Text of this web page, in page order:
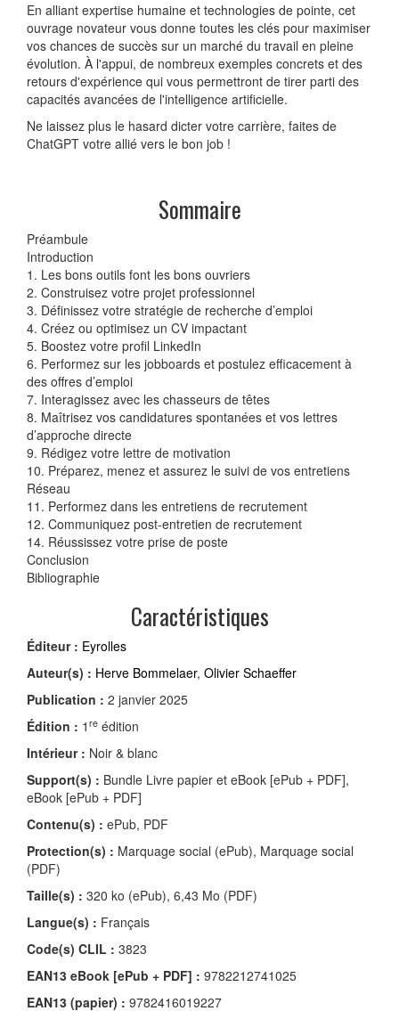
En alliant expertise humaine et technologies de pointe, cet
ouvrage novateur vous donne toutes les clés pour maximiser
vos chances de succès sur un marché du travail en pleine
évolution. À l'appui, de nombreux exemples concrets et des
retours d'expérience qui vous permettront de tirer parti des
capacités avancées de l'intelligence artificielle.
Ne laissez plus le hasard dicter votre carrière, faites de
ChatGPT votre allié vers le bon job !
Sommaire
Préambule
Introduction
1. Les bons outils font les bons ouvriers
2. Construisez votre projet professionnel
3. Définissez votre stratégie de recherche d’emploi
4. Créez ou optimisez un CV impactant
5. Boostez votre profil LinkedIn
6. Performez sur les jobboards et postulez efficacement à
des offres d’emploi
7. Interagissez avec les chasseurs de têtes
8. Maîtrisez vos candidatures spontanées et vos lettres
d’approche directe
9. Rédigez votre lettre de motivation
10. Préparez, menez et assurez le suivi de vos entretiens
Réseau
11. Performez dans les entretiens de recrutement
12. Communiquez post-entretien de recrutement
14. Réussissez votre prise de poste
Conclusion
Bibliographie
Caractéristiques
Éditeur : Eyrolles
Auteur(s) : Herve Bommelaer, Olivier Schaeffer
Publication : 2 janvier 2025
Édition : 1 re édition
Intérieur : Noir & blanc
Support(s) : Bundle Livre papier et eBook [ePub + PDF],
eBook [ePub + PDF]
Contenu(s) : ePub, PDF
Protection(s) : Marquage social (ePub), Marquage social
(PDF)
Taille(s) : 320 ko (ePub), 6,43 Mo (PDF)
Langue(s) : Français
Code(s) CLIL : 3823
EAN13 eBook [ePub + PDF] : 9782212741025
EAN13 (papier) : 9782416019227